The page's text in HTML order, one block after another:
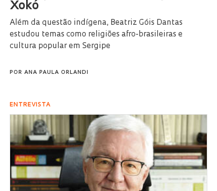
Xokó
Além da questão indígena, Beatriz Góis Dantas
estudou temas como religiões afro-brasileiras e
cultura popular em Sergipe
POR ANA PAULA ORLANDI
ENTREVISTA